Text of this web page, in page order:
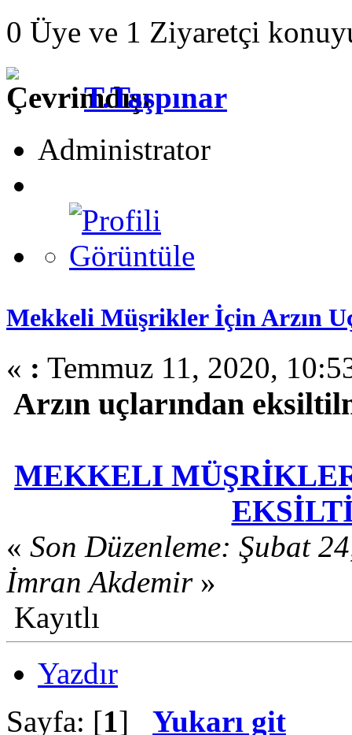
0 Üye ve 1 Ziyaretçi
T.Taşpınar
Administrator
Mekkeli Müşrikler İçin Arzın
« : Temmuz 11, 2020,
Arzın uçlarından
MEKKELI
« Son Düzenleme: Şubat
İmran Akdemir»
Kayıtlı
Yazdır
Sayfa: [1] Yukarı git